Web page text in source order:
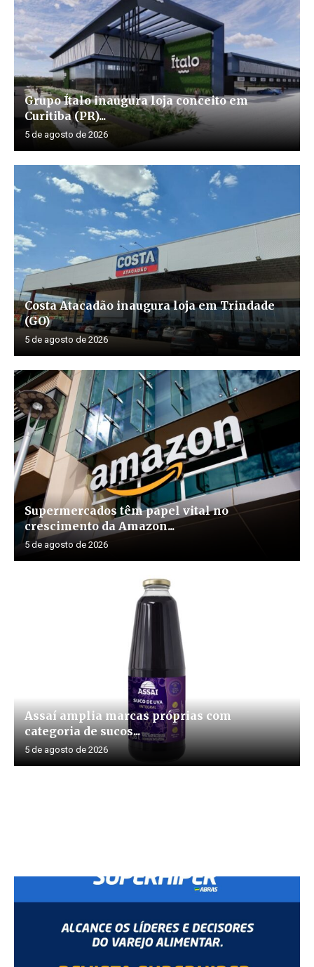
Grupo Ítalo inaugura loja conceito em
Curitiba (PR)...
5 de agosto de 2026
Costa Atacadão inaugura loja em Trindade
(GO)
5 de agosto de 2026
Supermercados têm papel vital no
crescimento da Amazon...
5 de agosto de 2026
Assaí amplia marcas próprias com
categoria de sucos...
5 de agosto de 2026